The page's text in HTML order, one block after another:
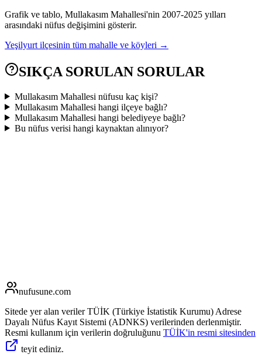
Grafik ve tablo, Mullakasım Mahallesi'nin 2007-2025 yılları
arasındaki nüfus değişimini gösterir.
Yeşilyurt ilçesinin tüm mahalle ve köyleri →
SIKÇA SORULAN SORULAR
Mullakasım Mahallesi nüfusu kaç kişi?
Mullakasım Mahallesi hangi ilçeye bağlı?
Mullakasım Mahallesi hangi belediyeye bağlı?
Bu nüfus verisi hangi kaynaktan alınıyor?
nufusune.com
Sitede yer alan veriler TÜİK (Türkiye İstatistik Kurumu) Adrese
Dayalı Nüfus Kayıt Sistemi (ADNKS) verilerinden derlenmiştir.
Resmi kullanım için verilerin doğruluğunu TÜİK'in resmi sitesinden
teyit ediniz.